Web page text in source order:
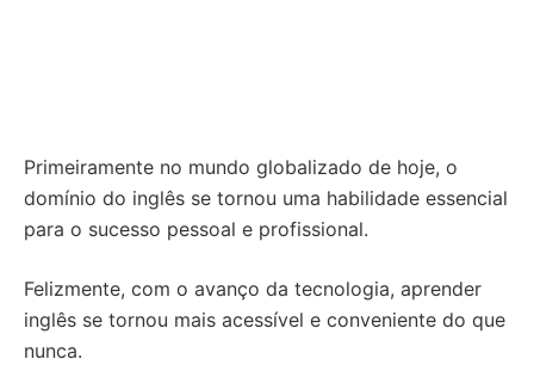
Primeiramente no mundo globalizado de hoje, o
domínio do inglês se tornou uma habilidade essencial
para o sucesso pessoal e profissional.
Felizmente, com o avanço da tecnologia, aprender
inglês se tornou mais acessível e conveniente do que
nunca.